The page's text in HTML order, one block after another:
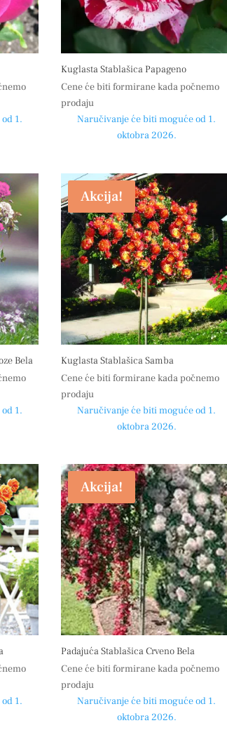
1.
Kuglasta Stablašica Papageno
Cene će biti formirane kada počnemo
prodaju
Naručivanje će biti moguće od 1.
oktobra 2026.
Bela
1.
Akcija!
Kuglasta Stablašica Samba
Cene će biti formirane kada počnemo
prodaju
Naručivanje će biti moguće od 1.
oktobra 2026.
1.
Akcija!
Padajuća Stablašica Crveno Bela
Cene će biti formirane kada počnemo
prodaju
Naručivanje će biti moguće od 1.
oktobra 2026.